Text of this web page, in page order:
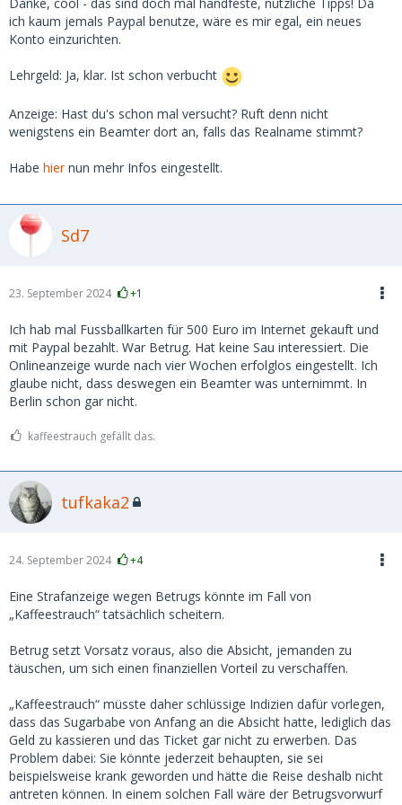
Studierendenvertretung. Ich könnte natürlich versuchen, sie
über die Uni zu kontaktieren und sie so wissen zu lassen,
bekommen - aber das ist wohl riskant wegen ner
Verleumdungs-Gegenklage und ich müsste wohl - wenn
schon - den sauberen Weg über eine Anzeige gehen. Ihre
Profilbilder schlugen in der Reverse-Image-Suche nicht an
und stimmten mit der Person überein, die ich im Videochat
sah. Verdächtig ist allenfalls, dass unter ihrem Namen (sie
behauptete, demnächst ihren Master zu machen) keinerlei
Publikationen oder Assistenztätigkeiten zu ergoogeln waren
und auch kein sinnvolles Linkedin-Profil sichtbar war (nur
ein sehr leeres).
weg) vor ihrem Semesterbeginn nächste Woche. Sie wolle in
meiner Gegend ohnehin noch Freunde besuchen, ob ich ihr
denn beim Ticket und Hotel ein wenig finanziell helfen
könne, sonst wolle sie nichts. Natürlich läuten da alle
Alarmglocken betreffend "Vorschussbetrug" - aber sie
machte das sehr perfid: Sie gab vor, DB-Tickets für die
Anreise zu kaufen.
Auf den offenbar nicht manipulierten Screenshots der DB-
Spartickets, die sie gebucht hatte, stand zwar "nicht
stornierbar", aber jetzt kommt's:
der Bahn, dass alle - auch nicht stornierbare - Online-
ich leider nicht wusste. Scheibenkleister, voll reingetappt.
Ich zahlte demnach via Paypal 200 Euro als Kostenbeitrag,
wobei sie mich vorher sogar per Videocall sehr süss gebeten
sie doch eine arme Bafög-Studentin sei. Auch da wieder: Da
hätte ich stutzig werden müssen. Aber die nicht
Die Paypal-Überweisung klappte. Ich war aber dennoch
skeptisch und schaute unter der DB-Buchungsnummer und
dem Nachnamen auf der DB-Website nach - die Tickets
waren tatsächlich kurz nach dem Kauf storniert worden.
ich kaum jemals Paypal benutze, wäre es mir egal, ein neues
Konto einzurichten.
Lehrgeld: Ja, klar. Ist schon verbucht
Anzeige: Hast du's schon mal versucht? Ruft denn nicht
wenigstens ein Beamter dort an, falls das Realname stimmt?
Habe hiernun mehr Infos eingestellt.
Sd7
23. September 2024 +1
Ich hab mal Fussballkarten für 500 Euro im Internet gekauft und
mit Paypal bezahlt. War Betrug. Hat keine Sau interessiert. Die
Onlineanzeige wurde nach vier Wochen erfolglos eingestellt. Ich
glaube nicht, dass deswegen ein Beamter was unternimmt. In
Berlin schon gar nicht.
kaffeestrauch gefällt das.
tufkaka2
24. September 2024 +4
Eine Strafanzeige wegen Betrugs könnte im Fall von
„Kaffeestrauch“ tatsächlich scheitern.
Betrug setzt Vorsatz voraus, also die Absicht, jemanden zu
täuschen, um sich einen finanziellen Vorteil zu verschaffen.
„Kaffeestrauch“ müsste daher schlüssige Indizien dafür vorlegen,
dass das Sugarbabe von Anfang an die Absicht hatte, lediglich das
Geld zu kassieren und das Ticket gar nicht zu erwerben. Das
Problem dabei: Sie könnte jederzeit behaupten, sie sei
beispielsweise krank geworden und hätte die Reise deshalb nicht
antreten können. In einem solchen Fall wäre der Betrugsvorwurf